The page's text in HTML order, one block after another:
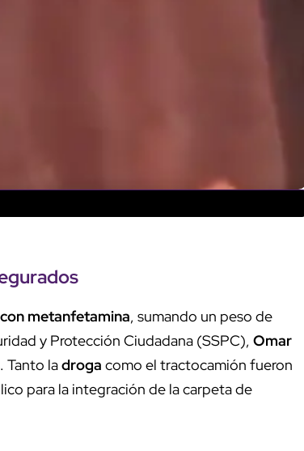
metanfetamina, sumando un peso de
y Protección Ciudadana (SSPC), Omar
Tanto ladroga como el tractocamión fueron
para la integración de la carpeta de